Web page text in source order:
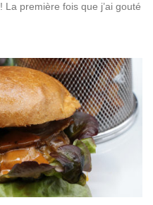
première fois que j’ai gouté